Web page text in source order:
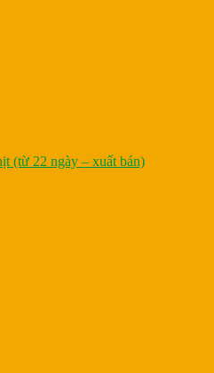
(từ 22 ngày – xuất bán)